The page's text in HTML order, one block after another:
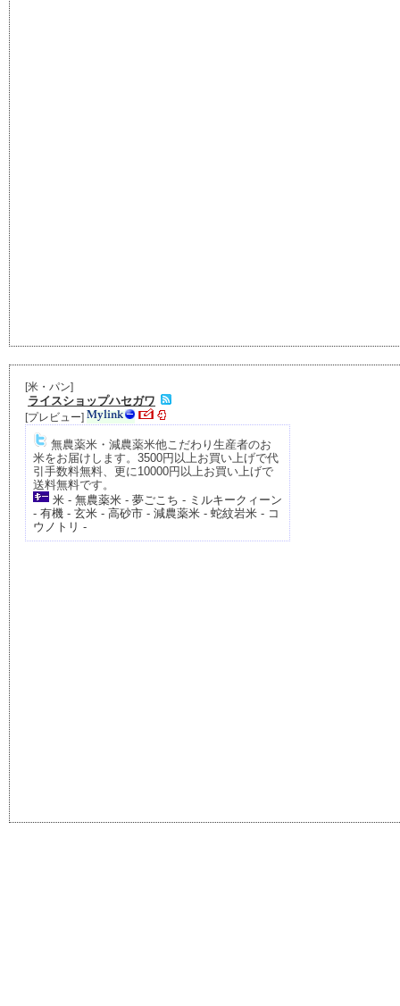
[米・パン]
ライスショップハセガワ
[プレビュー]
無農薬米・減農薬米他こだわり生産者のお
米をお届けします。3500円以上お買い上げで代
引手数料無料、更に10000円以上お買い上げで
送料無料です。
米 - 無農薬米 - 夢ごこち - ミルキークィーン
- 有機 - 玄米 - 高砂市 - 減農薬米 - 蛇紋岩米 - コ
ウノトリ -